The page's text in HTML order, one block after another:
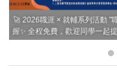
🚀 2026職涯 × 就輔系列活動 "
握✨ 全程免費，歡迎同學一起